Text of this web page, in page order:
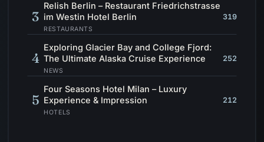
3
Relish Berlin – Restaurant Friedrichstrasse
im Westin Hotel Berlin
RESTAURANTS
319
4
Exploring Glacier Bay and College Fjord:
The Ultimate Alaska Cruise Experience
NEWS
252
5
Four Seasons Hotel Milan – Luxury
Experience & Impression
HOTELS
212